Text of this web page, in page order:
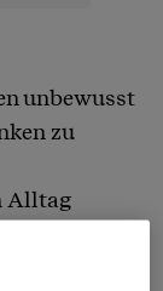
unbewusst
zu
Alltag